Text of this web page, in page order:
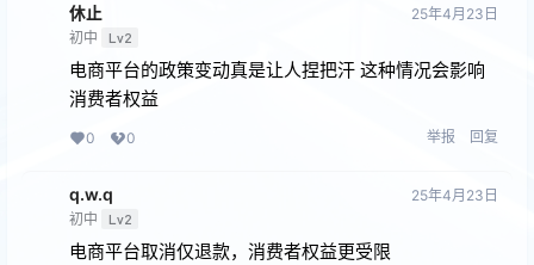
休止
初中 Lv2
25年4月23日
电商平台的政策变动真是让人捏把汗 这种情况会影响
消费者权益
0 0 举报 回复
q.w.q
初中 Lv2
25年4月23日
电商平台取消仅退款，消费者权益更受限